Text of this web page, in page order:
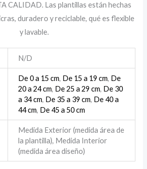
CALIDAD. Las plantillas están hechas
duradero y reciclable, qué es flexible
y lavable.
N/D
De 0 a 15 cm, De 15 a 19 cm, De
20 a 24 cm, De 25 a 29 cm, De 30
a 34 cm, De 35 a 39 cm, De 40 a
44 cm, De 45 a 50 cm
Medida Exterior (medida área de
la plantilla), Medida Interior
(medida área diseño)